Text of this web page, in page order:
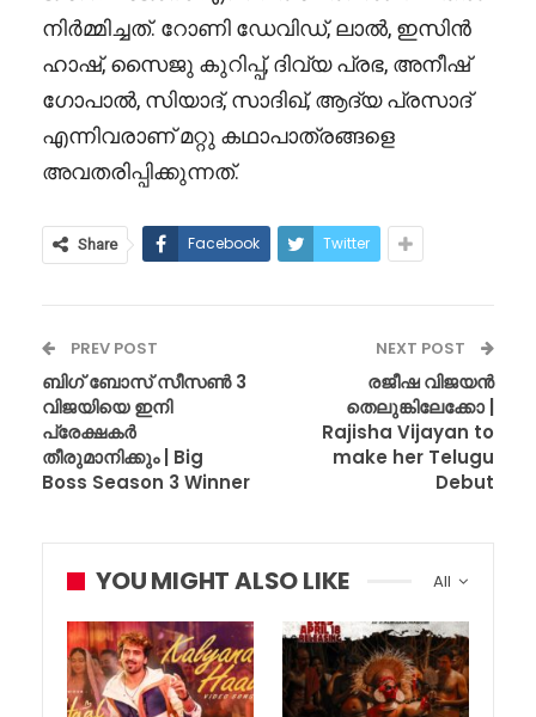
നിർമ്മിച്ചത്. റോണി ഡേവിഡ്, ലാൽ, ഇസിൻ
ഹാഷ്, സൈജു കുറിപ്പ്, ദിവ്യ പ്രഭ, അനീഷ്
ഗോപാൽ, സിയാദ്, സാദിഖ്, ആദ്യ പ്രസാദ്
എന്നിവരാണ് മറ്റു കഥാപാത്രങ്ങളെ
അവതരിപ്പിക്കുന്നത്.
Share Facebook Twitter
PREV POST
ബിഗ് ബോസ് സീസൺ 3
വിജയിയെ ഇനി
പ്രേക്ഷകർ
തീരുമാനിക്കും | Big
Boss Season 3 Winner
NEXT POST
രജീഷ വിജയൻ
തെലുങ്കിലേക്കോ |
Rajisha Vijayan to
make her Telugu
Debut
All
YOU MIGHT ALSO LIKE